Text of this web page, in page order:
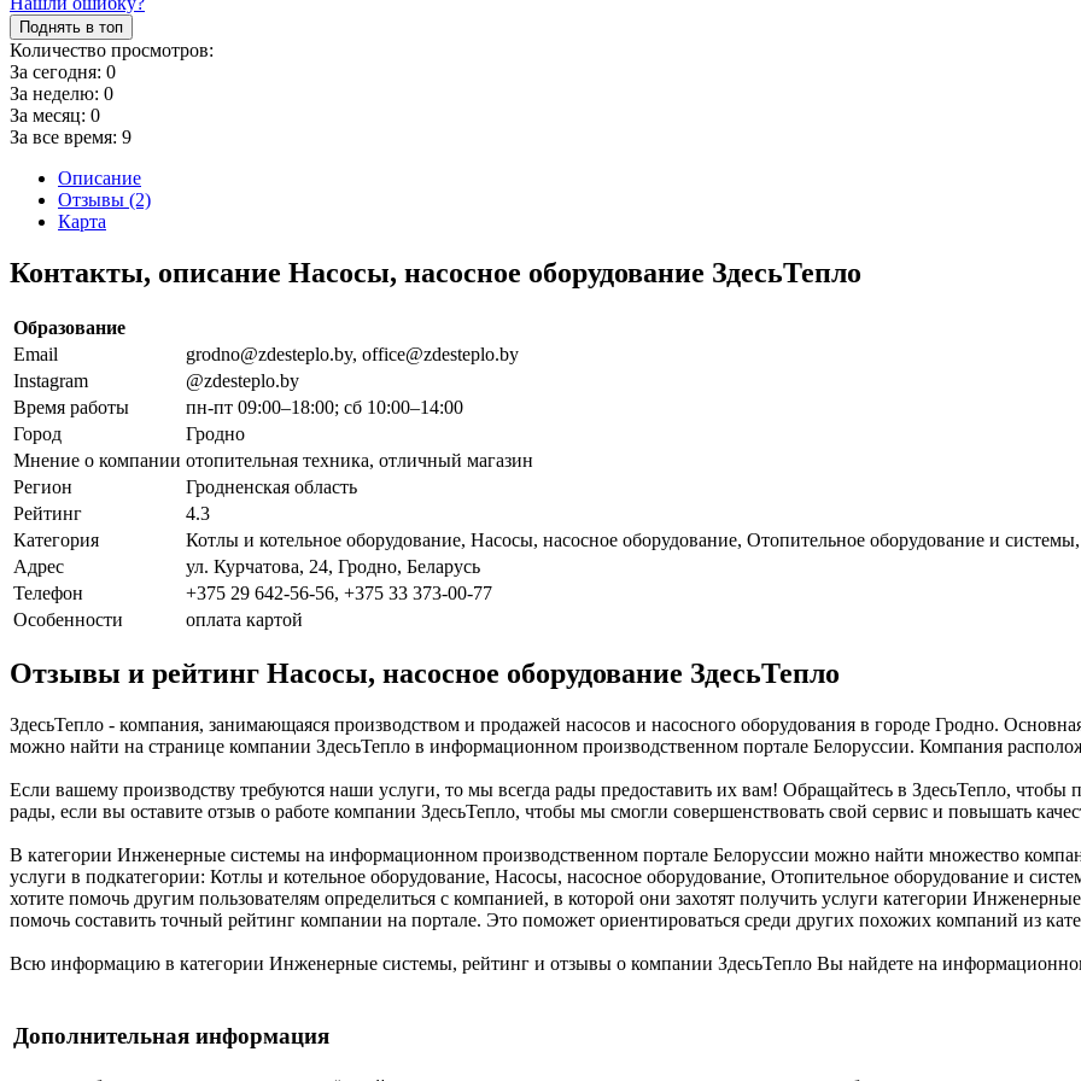
Поднять в топ
Количество просмотров:
За сегодня: 0
За неделю: 0
За месяц: 0
За все время: 9
Описание
Отзывы (2)
Карта
Контакты, описание Насосы, насосное оборудование ЗдесьТепло
Образование
Email
grodno@zdesteplo.by, office@zdesteplo.by
Instagram
@zdesteplo.by
Время работы
пн-пт 09:00–18:00; сб 10:00–14:00
Город
Гродно
Мнение о компании отопительная техника, отличный магазин
Регион
Гродненская область
Рейтинг
4.3
Категория
Котлы и котельное оборудование, Насосы, насосное оборудование, Отопительное оборудование и
Адрес
ул. Курчатова, 24, Гродно, Беларусь
Телефон
+375 29 642-56-56, +375 33 373-00-77
Особенности
оплата картой
Отзывы и рейтинг Насосы, насосное оборудование ЗдесьТепло
ЗдесьТепло - компания, занимающаяся производством и продажей насосов и насосного оборудования в городе Гродно.
можно найти на странице компании ЗдесьТепло в информационном производственном портале Белоруссии. Компания
Если вашему производству требуются наши услуги, то мы всегда рады предоставить их вам! Обращайтесь в ЗдесьТепло,
рады, если вы оставите отзыв о работе компании ЗдесьТепло, чтобы мы смогли совершенствовать свой сервис и повышать
В категории Инженерные системы на информационном производственном портале Белоруссии можно найти множество
услуги в подкатегории: Котлы и котельное оборудование, Насосы, насосное оборудование, Отопительное оборудование и
хотите помочь другим пользователям определиться с компанией, в которой они захотят получить услуги категории
помочь составить точный рейтинг компании на портале. Это поможет ориентироваться среди других похожих компаний из
Всю информацию в категории Инженерные системы, рейтинг и отзывы о компании ЗдесьТепло Вы найдете на
Дополнительная информация